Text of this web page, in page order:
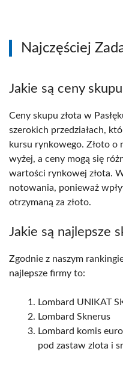
Najczęściej
Jakie są ceny
Ceny skupu złota w
szerokich przedziałach,
kursu rynkowego. Złoto o
wyżej, a ceny mogą się
wartości rynkowej złota.
notowania, ponieważ
otrzymaną za złoto.
Jakie są najlepsze
Zgodnie z naszym
najlepsze firmy to:
Lombard UNIKAT
Lombard Sknerus
Lombard komis
pod zastaw zlota i